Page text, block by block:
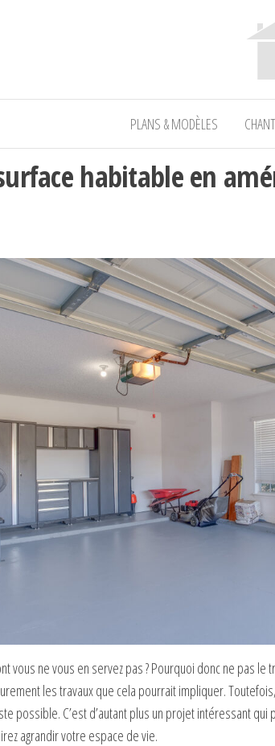
Massa-ite
PLANS & MODÈLES
habitable en
vous ne vous en servez pas ? Pourquoi donc ne pas
les travaux que cela pourrait impliquer.
possible. C’est d’autant plus un projet intéressant
agrandir votre espace de vie.